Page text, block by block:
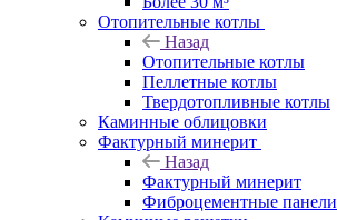
Отопительные котлы
Назад
Отопительные котлы
Пеллетные котлы
Твердотопливные котлы
Каминные облицовки
Фактурный минерит
Назад
Фактурный минерит
Фиброцементные панели